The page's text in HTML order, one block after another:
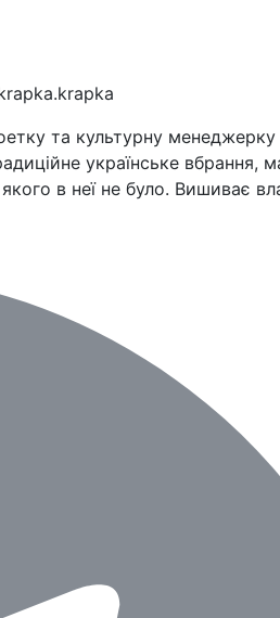
та культурну
українське вбрання,
в неї не було. Вишиває